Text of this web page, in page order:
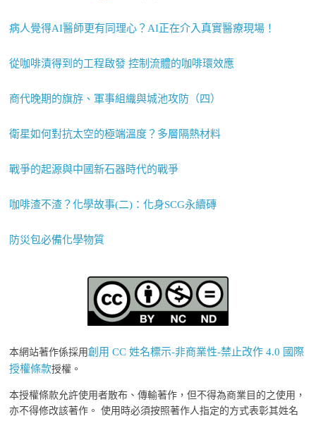
病人覺得AI醫師更有同理心？AI正在介入真實醫療現場！
從咖啡漬得到的工程啟發 控制流體的咖啡環效應
商代晚期的旗斿、軍事組織與城池攻防（四）
衛星如何對抗太空的極端溫度？多層隔熱材料
戰爭的起源與中國新石器時代的戰爭
咖啡渣不渣？化學故事(二)：化身SCG永續磚
防災包必備化學物質
本網站著作係採用創用 CC 姓名標示-非商業性-禁止改作 4.0 國際
授權條款授權。
本授權條款允許使用者散布、傳輸著作，但不得為商業目的之使用，
亦不得修改該著作。 使用時必須按照著作人指定的方式表彰其姓名